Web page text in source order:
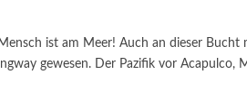
ist am Meer! Auch an dieser Bucht
gewesen. Der Pazifik vor Acapulco,